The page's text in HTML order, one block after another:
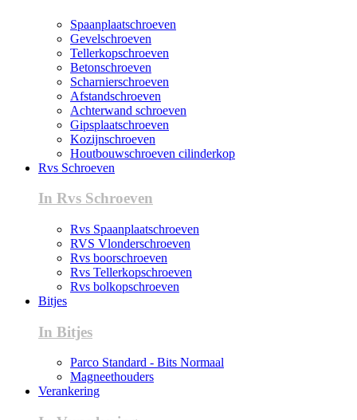
Spaanplaatschroeven
Gevelschroeven
Tellerkopschroeven
Betonschroeven
Scharnierschroeven
Afstandschroeven
Achterwand schroeven
Gipsplaatschroeven
Kozijnschroeven
Houtbouwschroeven cilinderkop
Rvs Schroeven
In Rvs Schroeven
Rvs Spaanplaatschroeven
RVS Vlonderschroeven
Rvs boorschroeven
Rvs Tellerkopschroeven
Rvs bolkopschroeven
Bitjes
In Bitjes
Parco Standard - Bits Normaal
Magneethouders
Verankering